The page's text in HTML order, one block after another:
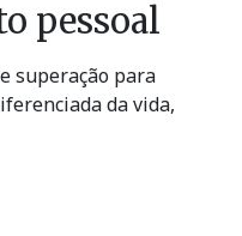
pessoal
superação para
da vida,